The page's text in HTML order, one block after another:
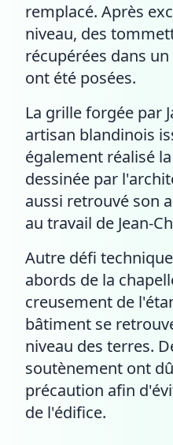
remplacé. Après
niveau, des
récupérées dans
ont été posées.
La grille forgée par
artisan blandinois
également réalisé
dessinée par
aussi retrouvé son
au travail de Jean-
Autre défi
abords de la
creusement de
bâtiment se
niveau des terres.
soutènement ont
précaution afin
de l'édifice.